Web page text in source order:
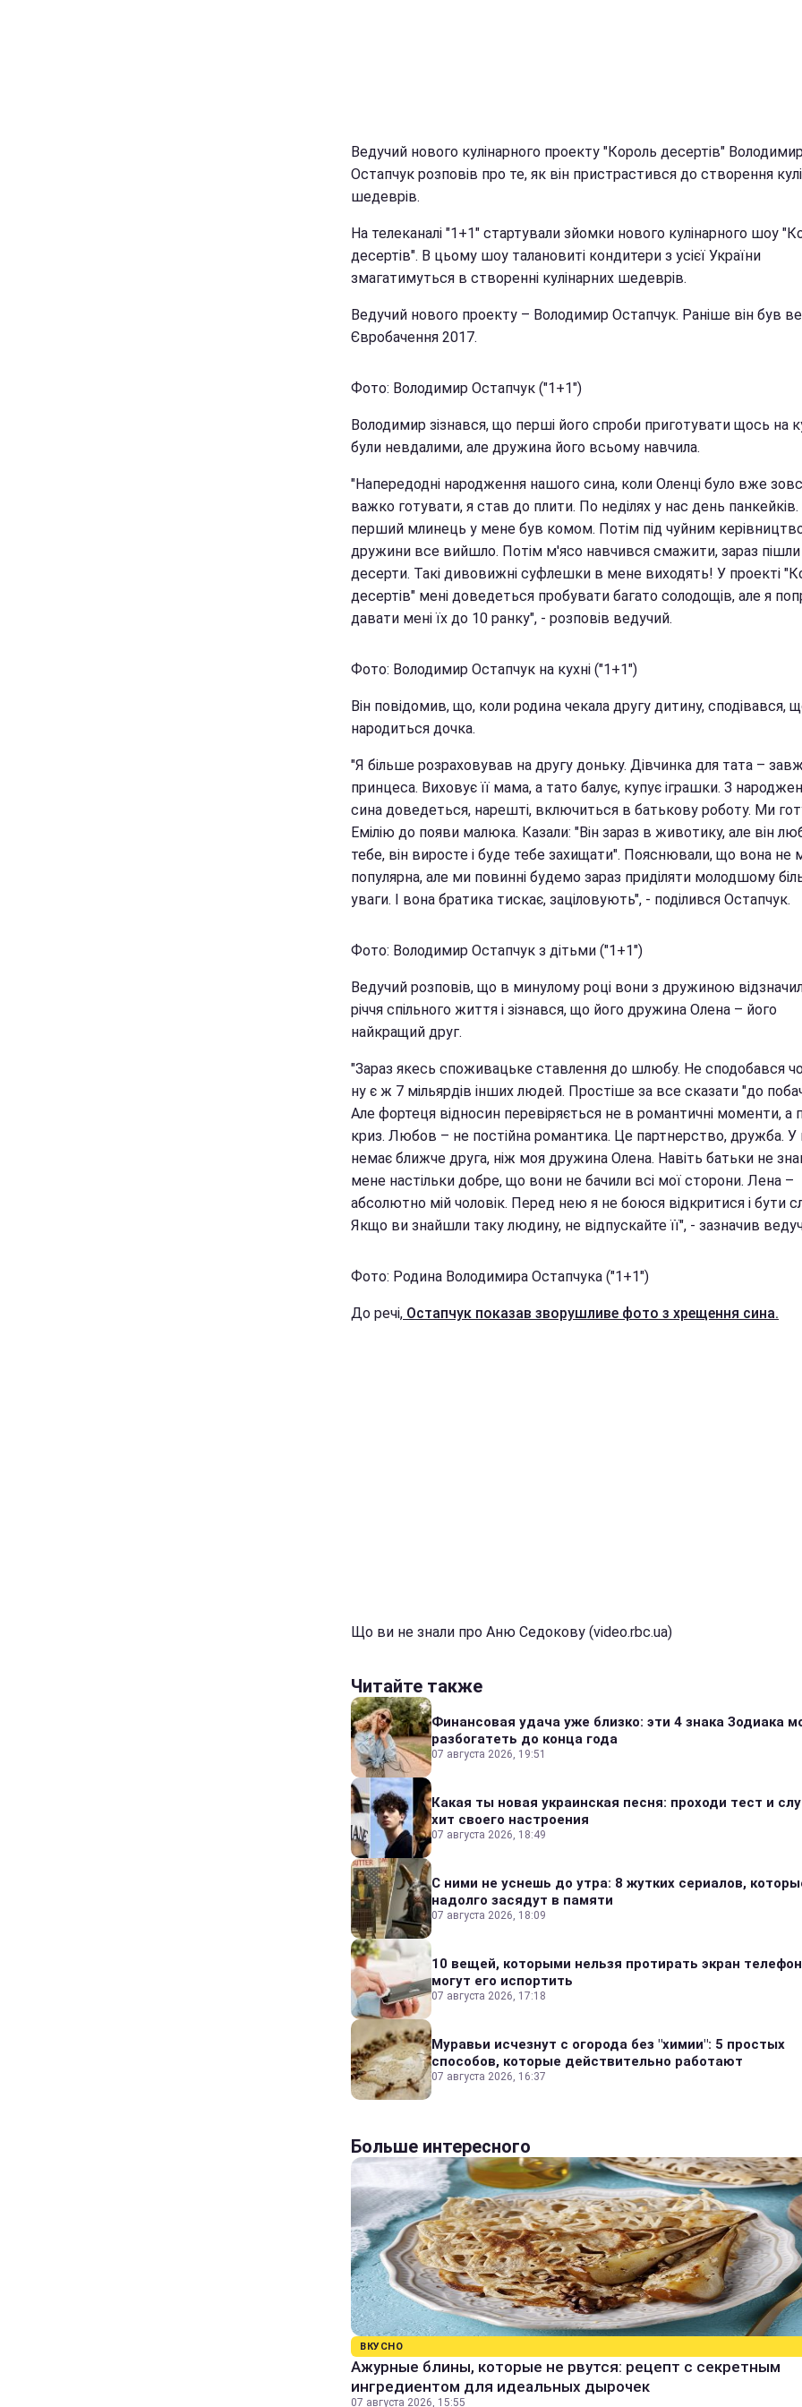
Ведучий нового кулінарного проекту "Король десертів"
Остапчук розповів про те, як він пристрастився до створення
шедеврів.
На телеканалі "1+1" стартували зйомки нового кулінарного шоу
десертів". В цьому шоу талановиті кондитери з усієї України
змагатимуться в створенні кулінарних шедеврів.
Ведучий нового проекту – Володимир Остапчук. Раніше він був
Євробачення 2017.
Фото: Володимир Остапчук ("1+1")
Володимир зізнався, що перші його спроби приготувати щось на
були невдалими, але дружина його всьому навчила.
"Напередодні народження нашого сина, коли Оленці було вже
важко готувати, я став до плити. По неділях у нас день панкейків.
перший млинець у мене був комом. Потім під чуйним
дружини все вийшло. Потім м'ясо навчився смажити, зараз пішли
десерти. Такі дивовижні суфлешки в мене виходять! У проекті
десертів" мені доведеться пробувати багато солодощів, але я
давати мені їх до 10 ранку", - розповів ведучий.
Фото: Володимир Остапчук на кухні ("1+1")
Він повідомив, що, коли родина чекала другу дитину, сподівався,
народиться дочка.
"Я більше розраховував на другу доньку. Дівчинка для тата –
принцеса. Виховує її мама, а тато балує, купує іграшки. З
сина доведеться, нарешті, включиться в батькову роботу. Ми
Емілію до появи малюка. Казали: "Він зараз в животику, але він
тебе, він виросте і буде тебе захищати". Пояснювали, що вона не
популярна, але ми повинні будемо зараз приділяти молодшому
уваги. І вона братика тискає, заціловують", - поділився Остапчук.
Фото: Володимир Остапчук з дітьми ("1+1")
Ведучий розповів, що в минулому році вони з дружиною
річчя спільного життя і зізнався, що його дружина Олена – його
найкращий друг.
"Зараз якесь споживацьке ставлення до шлюбу. Не сподобався
ну є ж 7 мільярдів інших людей. Простіше за все сказати "до
Але фортеця відносин перевіряється не в романтичні моменти, а
криз. Любов – не постійна романтика. Це партнерство, дружба.
немає ближче друга, ніж моя дружина Олена. Навіть батьки не
мене настільки добре, що вони не бачили всі мої сторони. Лена –
абсолютно мій чоловік. Перед нею я не боюся відкритися і бути
Якщо ви знайшли таку людину, не відпускайте її", - зазначив
Фото: Родина Володимира Остапчука ("1+1")
До речі, Остапчук показав зворушливе фото з хрещення сина.
Що ви не знали про Аню Седокову (video.rbc.ua)
Читайте также
Финансовая удача уже близко: эти 4 знака Зодиака
разбогатеть до конца года
07 августа 2026, 19:51
Какая ты новая украинская песня: проходи тест и
хит своего настроения
07 августа 2026, 18:49
С ними не уснешь до утра: 8 жутких сериалов,
надолго засядут в памяти
07 августа 2026, 18:09
10 вещей, которыми нельзя протирать экран
могут его испортить
07 августа 2026, 17:18
Муравьи исчезнут с огорода без "химии": 5 простых
способов, которые действительно работают
07 августа 2026, 16:37
Больше интересного
ВКУСНО
Ажурные блины, которые не рвутся: рецепт с секретным
ингредиентом для идеальных дырочек
07 августа 2026, 15:55